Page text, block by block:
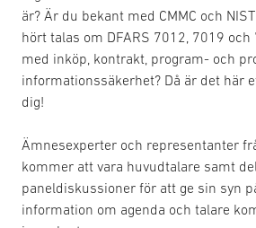
är? Är du bekant med CMMC och
hört talas om DFARS 7012, 7019 och
med inköp, kontrakt, program- och
informationssäkerhet? Då är det här
dig!
Ämnesexperter och representanter
kommer att vara huvudtalare samt
paneldiskussioner för att ge sin syn
information om agenda och talare